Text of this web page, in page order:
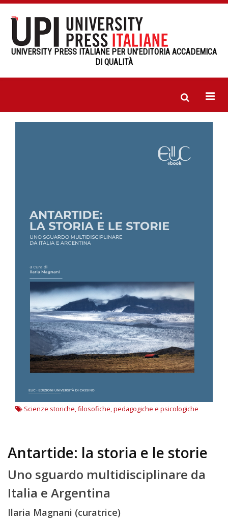
UNIVERSITY PRESS ITALIANE PER UN’EDITORIA ACCADEMICA
DI QUALITÀ
Scienze storiche, filosofiche, pedagogiche e psicologiche
Antartide: la storia e le storie
Uno sguardo multidisciplinare da
Italia e Argentina
Ilaria Magnani (curatrice)